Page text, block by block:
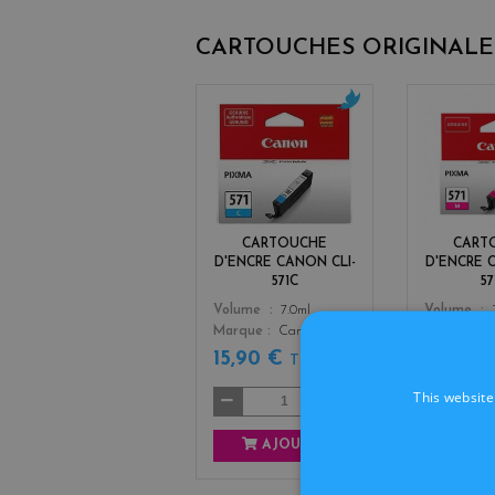
CARTOUCHES
CARTOUCHE
D'ENCRE CANON CLI-
571C
Color
Volume
7.0ml
Marque
Canon
15,90 €
AJOUTER
D'ENCRE
Color
Volume
This